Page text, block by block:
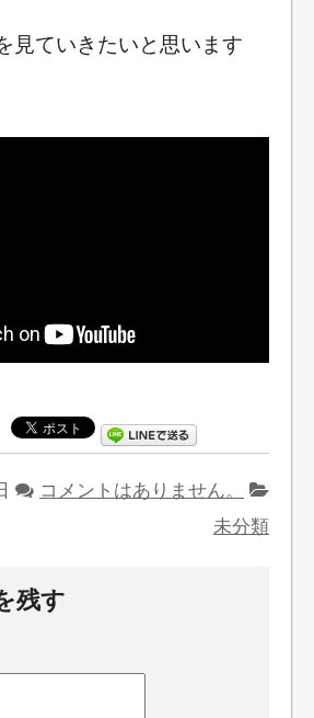
見ていきたいと思います
コメントはありません。
未分類
残す